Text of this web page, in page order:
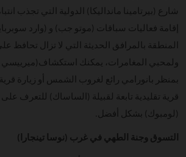
شارع (بيرتامينا مانداليكا) الدولية التي تجذب
إقامة فعاليات سباقات (موتو جب) و (وارد
المنطقة بالمرافق الحديثة التي لا تزال تحافظ
ولمحبي المغامرات، يمكنك استكشاف(ميرييسي
بمنظر بانورامي رائع لغروب الشمس أو زيارة
قرية تقليدية تابعة لقبيلة (الساساك) للتعرف على
(لومبوك) بشكل أفضل.
التسوق وجنة الطهي في غرب (نوسا تينجارا)